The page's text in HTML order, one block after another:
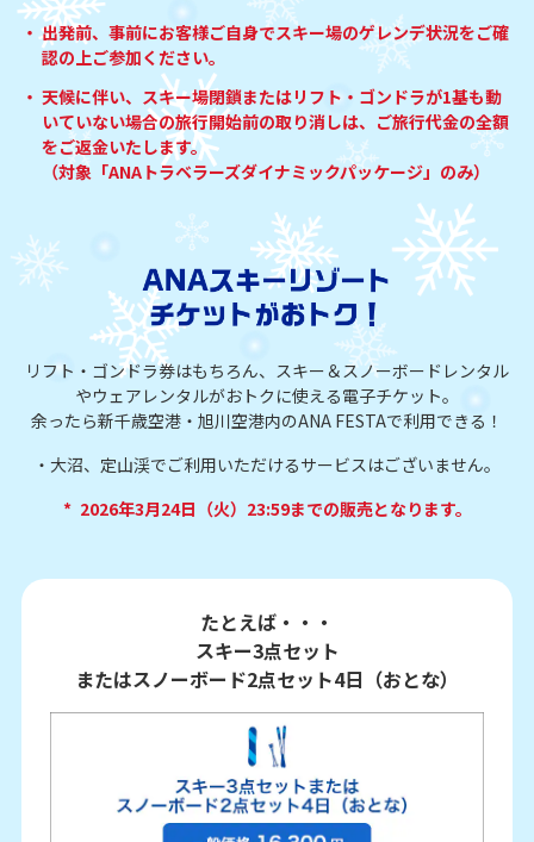
出発前、事前にお客様ご自身でスキー場のゲレンデ状況をご確
認の上ご参加ください。
天候に伴い、スキー場閉鎖またはリフト・ゴンドラが1基も動
いていない場合の旅行開始前の取り消しは、ご旅行代金の全額
をご返金いたします。
（対象「ANAトラベラーズダイナミックパッケージ」のみ）
リフト・ゴンドラ券はもちろん、スキー＆スノーボードレンタル
やウェアレンタルがおトクに使える電子チケット。
余ったら新千歳空港・旭川空港内のANA FESTAで利用できる！
大沼、定山渓でご利用いただけるサービスはございません。
* 2026年3月24日（火）23:59までの販売となります。
たとえば・・・
スキー3点セット
またはスノーボード2点セット4日（おとな）